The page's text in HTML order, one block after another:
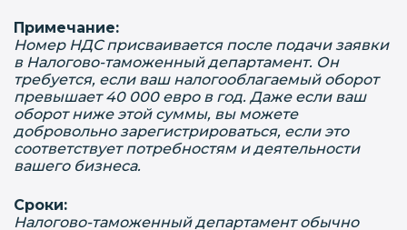
Примечание:
Номер НДС присваивается после подачи заявки
в Налогово-таможенный департамент. Он
требуется, если ваш налогооблагаемый оборот
превышает 40 000 евро в год. Даже если ваш
оборот ниже этой суммы, вы можете
добровольно зарегистрироваться, если это
соответствует потребностям и деятельности
вашего бизнеса.
Сроки:
Налогово-таможенный департамент обычно